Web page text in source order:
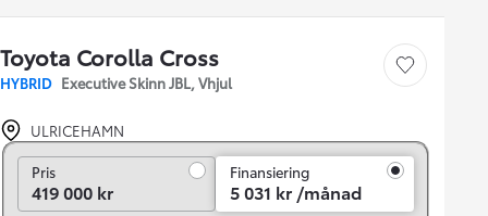
Toyota Corolla Cross
HYBRID Executive Skinn JBL, Vhjul
Save car
ULRICEHAMN
PrisPris
419 000 kr
Finansiering
5 031 kr /månad